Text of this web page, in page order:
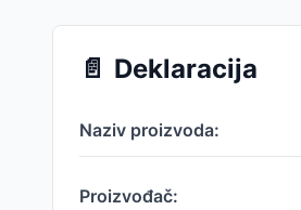
📄 Deklaracija
Naziv proizvoda:
Proizvođač: